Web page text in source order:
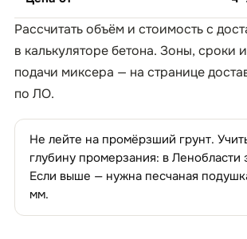
Рассчитать объём и стоимость с
в калькуляторе бетона. Зоны, сроки
подачи миксера — на странице
по ЛО.
Не лейте на промёрзший грунт.
глубину промерзания: в Ленобласти
Если выше — нужна песчаная
мм.